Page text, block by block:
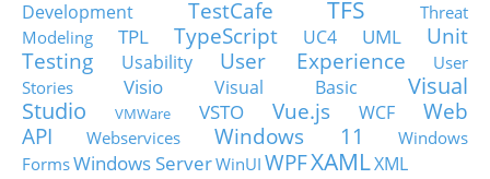
Development
TestCafe TFS
Threat
Modeling
TPL TypeScript UC4 UML
Unit
Testing
Usability User Experience
User
Stories
Visio Visual Basic
Visual
Studio
VMWare VSTO Vue.js WCF
Web
API
Webservices Windows 11
Windows
FormsWindows ServerWinUI WPFXAMLXML